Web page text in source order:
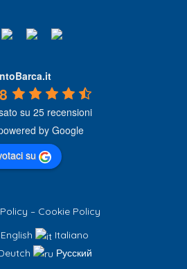
su 25 recensioni
su
– Cookie Policy
English
Italiano
Русский